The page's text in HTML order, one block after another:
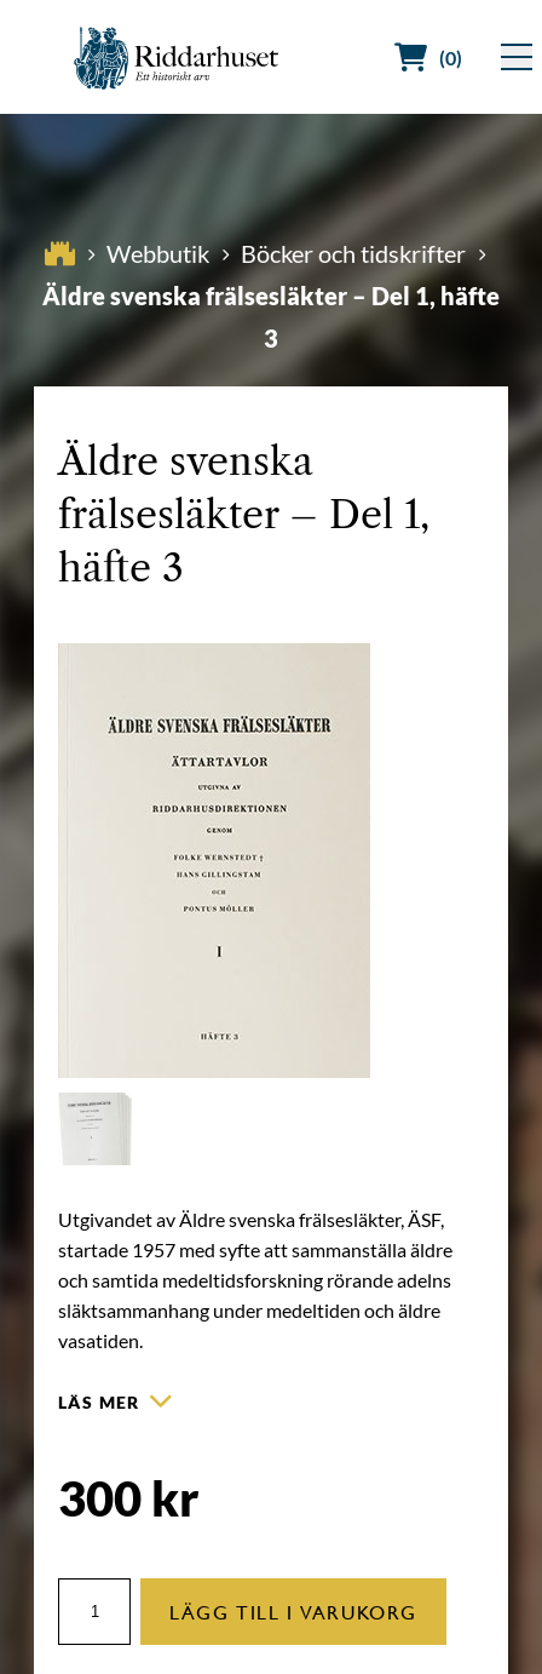
(0)
Webbutik
Böcker och tidskrifter
Äldre svenska frälsesläkter – Del 1, häfte
3
Äldre svenska
frälsesläkter – Del 1,
häfte 3
Utgivandet av Äldre svenska frälsesläkter, ÄSF,
startade 1957 med syfte att sammanställa äldre
och samtida medeltidsforskning rörande adelns
släktsammanhang under medeltiden och äldre
vasatiden.
LÄS MER
300 kr
svenska
LÄGG TILL I VARUKORG